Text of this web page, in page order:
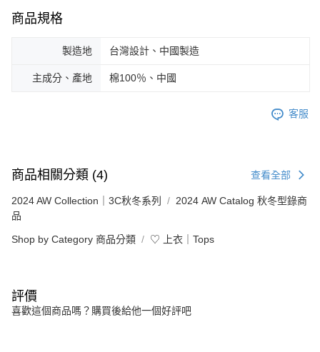
商品規格
製造地 台灣設計、中國製造
主成分、產地 棉100％、中國
客服
商品相關分類 (4) 查看全部
2024 AW Collection｜3C秋冬系列
2024 AW Catalog 秋冬型錄商
品
Shop by Category 商品分類 ♡ 上衣｜Tops
評價
喜歡這個商品嗎？購買後給他一個好評吧